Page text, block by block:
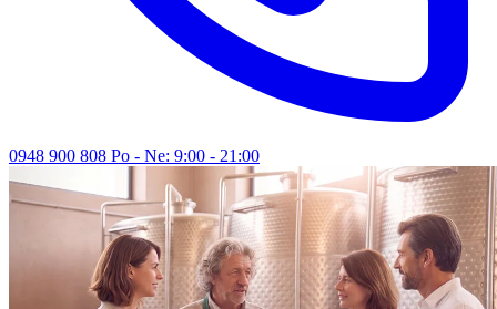
0948 900 808 Po - Ne: 9:00 - 21:00